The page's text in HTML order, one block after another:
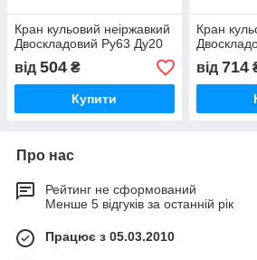
Кран кульовий неіржавкий
Двоскладовий Ру63 Ду20
від 504 ₴
Купити
Кран
від 714
Про нас
Рейтинг не сформований
Менше 5 відгуків за останній рік
Працює з 05.03.2010